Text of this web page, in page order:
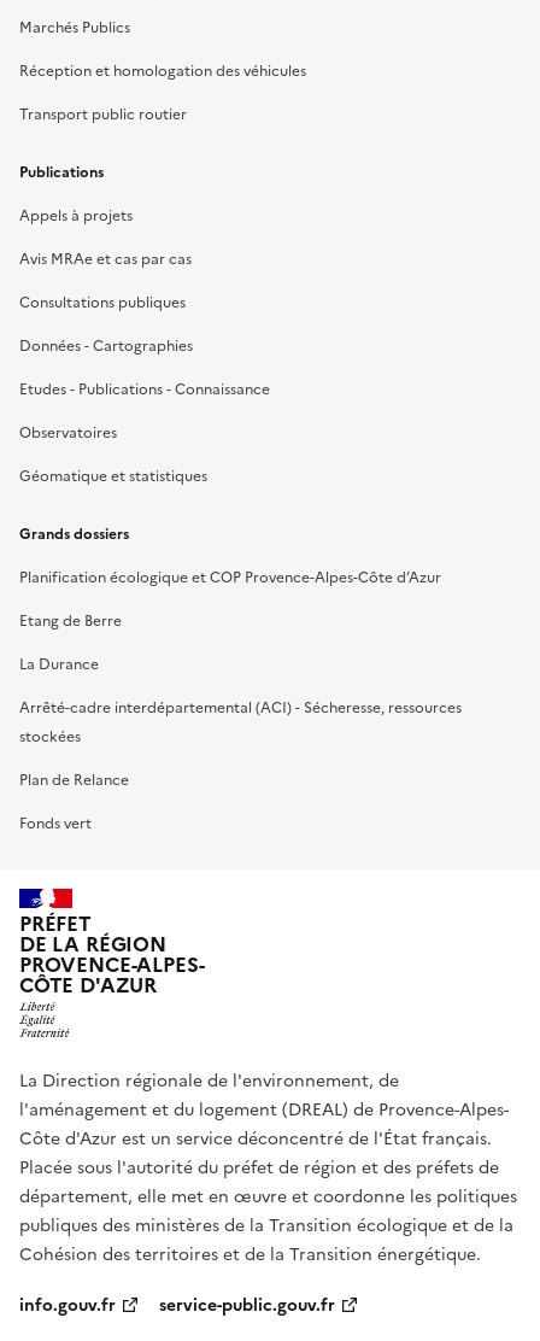
Marchés Publics
Réception et homologation des véhicules
Transport public routier
Publications
Appels à projets
Avis MRAe et cas par cas
Consultations publiques
Données - Cartographies
Etudes - Publications - Connaissance
Observatoires
Géomatique et statistiques
Grands dossiers
Planification écologique et COP Provence-Alpes-Côte d’Azur
Etang de Berre
La Durance
Arrêté-cadre interdépartemental (ACI) - Sécheresse, ressources
stockées
Plan de Relance
Fonds vert
PRÉFET
DE LA RÉGION
PROVENCE-ALPES-
CÔTE D'AZUR
La Direction régionale de l'environnement, de
l'aménagement et du logement (DREAL) de Provence-Alpes-
Côte d'Azur est un service déconcentré de l'État français.
Placée sous l'autorité du préfet de région et des préfets de
département, elle met en œuvre et coordonne les politiques
publiques des ministères de la Transition écologique et de la
Cohésion des territoires et de la Transition énergétique.
info.gouv.fr
service-public.gouv.fr